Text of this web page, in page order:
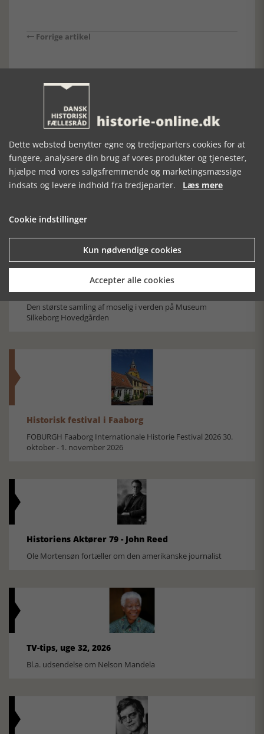
Forrige artikel
SE RELATEREDE ARTIKLER
REPLIK TIL
ANMELDELSE
ÅRETS
HISTORISKE BOG
2021 I SVERIGE
ODENSE
FORTÆLLER
Mosefolket
Den største samling af moselig i verden på Museum
Silkeborg Hovedgården
Historisk festival i Faaborg
FOBURGH Faaborg Internationale Historie Festival 2026 30.
oktober - 1. november 2026
Historiens Aktører 79 - John Reed
Ole Mortensøn fortæller om den amerikanske journalist
TV-tips, uge 32, 2026
Bl.a. udsendelse om Nelson Mandela
Dette websted benytter egne og tredjeparters cookies for at
fungere, analysere din brug af vores produkter og tjenester,
hjælpe med vores salgsfremmende og marketingsmæssige
indsats og levere indhold fra tredjeparter. Læs mere
Cookie indstillinger
Kun nødvendige cookies
Accepter alle cookies